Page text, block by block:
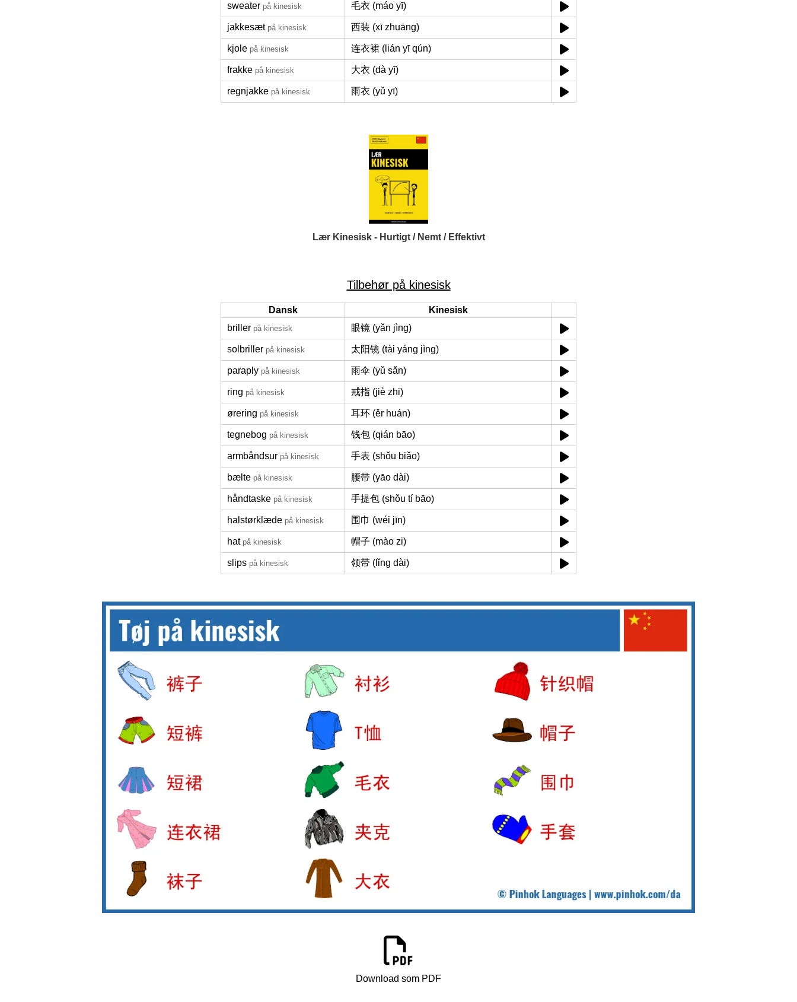
sweater på kinesisk 毛衣 (máo yī)
jakkesæt på kinesisk 西装 (xī zhuāng)
kjole på kinesisk 连衣裙 (lián yī qún)
frakke på kinesisk 大衣 (dà yī)
regnjakke på kinesisk 雨衣 (yǔ yī)
Lær Kinesisk - Hurtigt / Nemt / Effektivt
Tilbehør på kinesisk
Dansk
Kinesisk
briller på kinesisk 眼镜 (yǎn jìng)
solbriller på kinesisk 太阳镜 (tài yáng jìng)
paraply på kinesisk 雨伞 (yǔ sǎn)
ring på kinesisk 戒指 (jiè zhi)
ørering på kinesisk 耳环 (ěr huán)
tegnebog på kinesisk 钱包 (qián bāo)
armbåndsur på kinesisk 手表 (shǒu biǎo)
bælte på kinesisk 腰带 (yāo dài)
håndtaske på kinesisk 手提包 (shǒu tí bāo)
halstørklæde på kinesisk 围巾 (wéi jīn)
hat på kinesisk 帽子 (mào zi)
slips på kinesisk 领带 (lǐng dài)
Download som PDF